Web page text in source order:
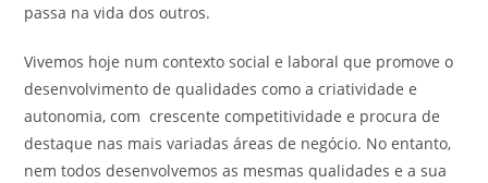
passa na vida dos outros.
Vivemos hoje num contexto social e laboral que promove o
desenvolvimento de qualidades como a criatividade e
autonomia, com crescente competitividade e procura de
destaque nas mais variadas áreas de negócio. No entanto,
nem todos desenvolvemos as mesmas qualidades e a sua